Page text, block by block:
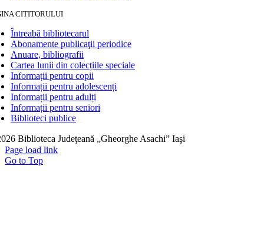
CITITORULUI
Întreabă bibliotecarul
Abonamente publicaţii periodice
Anuare, bibliografii
Cartea lunii din colecțiile speciale
Informații pentru copii
Informații pentru adolescenți
Informații pentru adulți
Informații pentru seniori
Biblioteci publice
Biblioteca Judeţeană „Gheorghe Asachi” Iaşi
Page load link
Go to Top